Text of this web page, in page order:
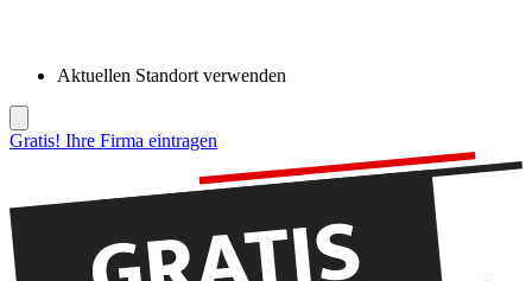
Aktuellen Standort verwenden
Gratis! Ihre Firma eintragen